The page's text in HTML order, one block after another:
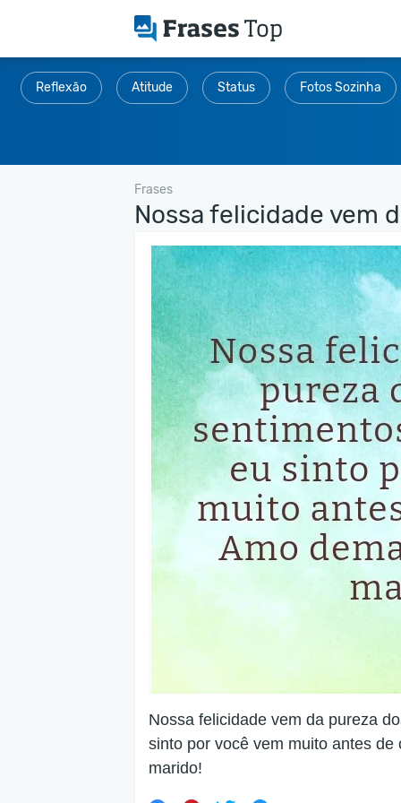
Reflexão Atitude Status Fotos Sozinha
Frases
Nossa felicidade vem
Nossa felicidade vem da pureza
sinto por você vem muito antes
marido!